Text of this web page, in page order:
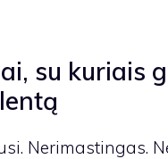
su kuriais
Nerimastingas.